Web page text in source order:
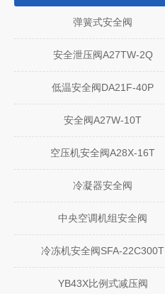
弹簧式安全阀
安全泄压阀A27TW-2Q
低温安全阀DA21F-40P
安全阀A27W-10T
空压机安全阀A28X-16T
冷凝器安全阀
中央空调机组安全阀
冷冻机安全阀SFA-22C300T
YB43X比例式减压阀